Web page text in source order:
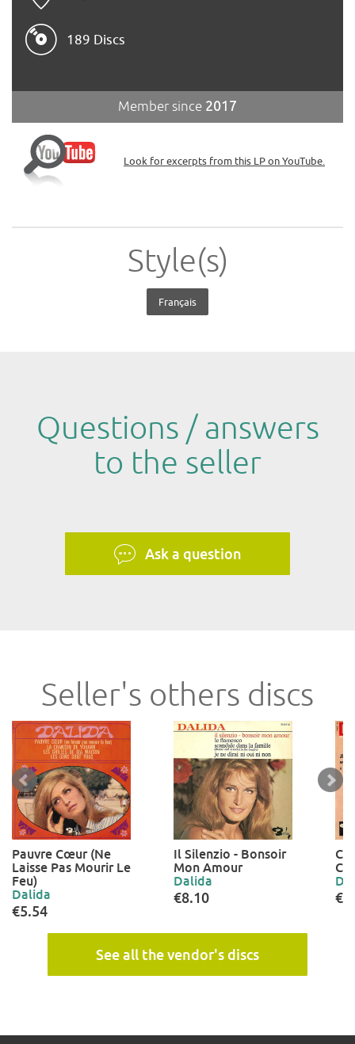
189 Discs
Member since 2017
Look for excerpts from this LP on YouTube.
Style(s)
Français
Questions / answers
to the seller
Ask a question
Seller's others discs
Pauvre Cœur (Ne
Laisse Pas Mourir Le
Feu)
Dalida
€5.54
Il Silenzio - Bonsoir
Mon Amour
Dalida
€8.10
See all the vendor's discs